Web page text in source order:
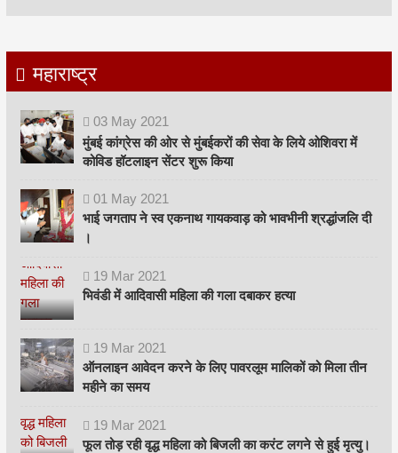
महाराष्ट्र
03 May 2021
मुंबई कांग्रेस की ओर से मुंबईकरों की सेवा के लिये ओशिवरा में
कोविड हॉटलाइन सेंटर शुरू किया
01 May 2021
भाई जगताप ने स्व एकनाथ गायकवाड़ को भावभीनी श्रद्धांजलि दी
।
19 Mar 2021
भिवंडी में आदिवासी महिला की गला दबाकर हत्या
19 Mar 2021
ऑनलाइन आवेदन करने के लिए पावरलूम मालिकों को मिला तीन
महीने का समय
19 Mar 2021
फूल तोड़ रही वृद्ध महिला को बिजली का करंट लगने से हुई मृत्यु।